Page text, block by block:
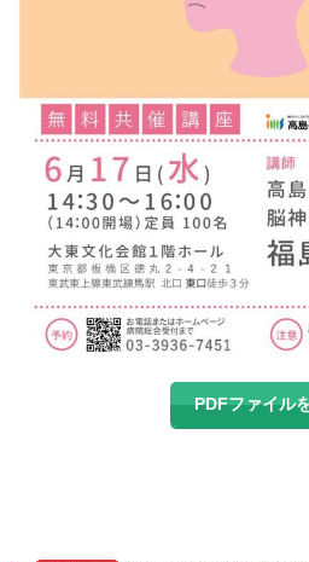
PDFファイル